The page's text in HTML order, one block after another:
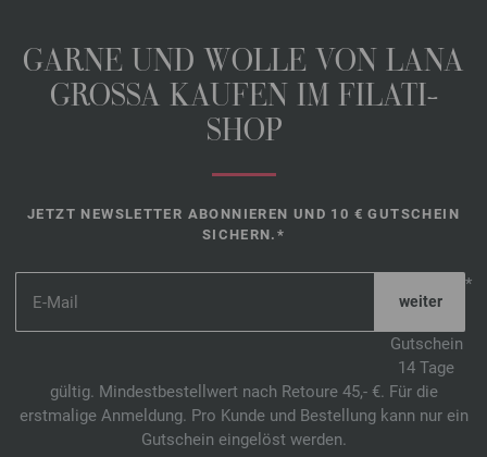
GARNE UND WOLLE VON LANA
GROSSA KAUFEN IM FILATI-
SHOP
JETZT NEWSLETTER ABONNIEREN UND 10 € GUTSCHEIN
SICHERN.*
*
Gutschein
14 Tage
gültig. Mindestbestellwert nach Retoure 45,- €. Für die
erstmalige Anmeldung. Pro Kunde und Bestellung kann nur ein
Gutschein eingelöst werden.